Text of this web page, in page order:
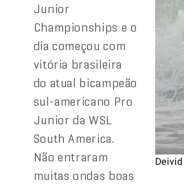
Junior
Championships e o
dia começou com
vitória brasileira
do atual bicampeão
sul-americano Pro
Junior da WSL
South America.
Não entraram
muitas ondas boas